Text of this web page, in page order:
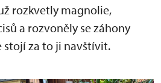
rozkvetly magnolie,
a rozvoněly se záhony
stojí za to ji navštívit.